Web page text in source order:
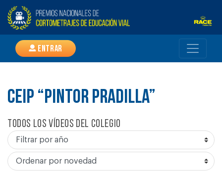
Entrar
CEIP “PINTOR PRADILLA”
Todos los vídeos del colegio